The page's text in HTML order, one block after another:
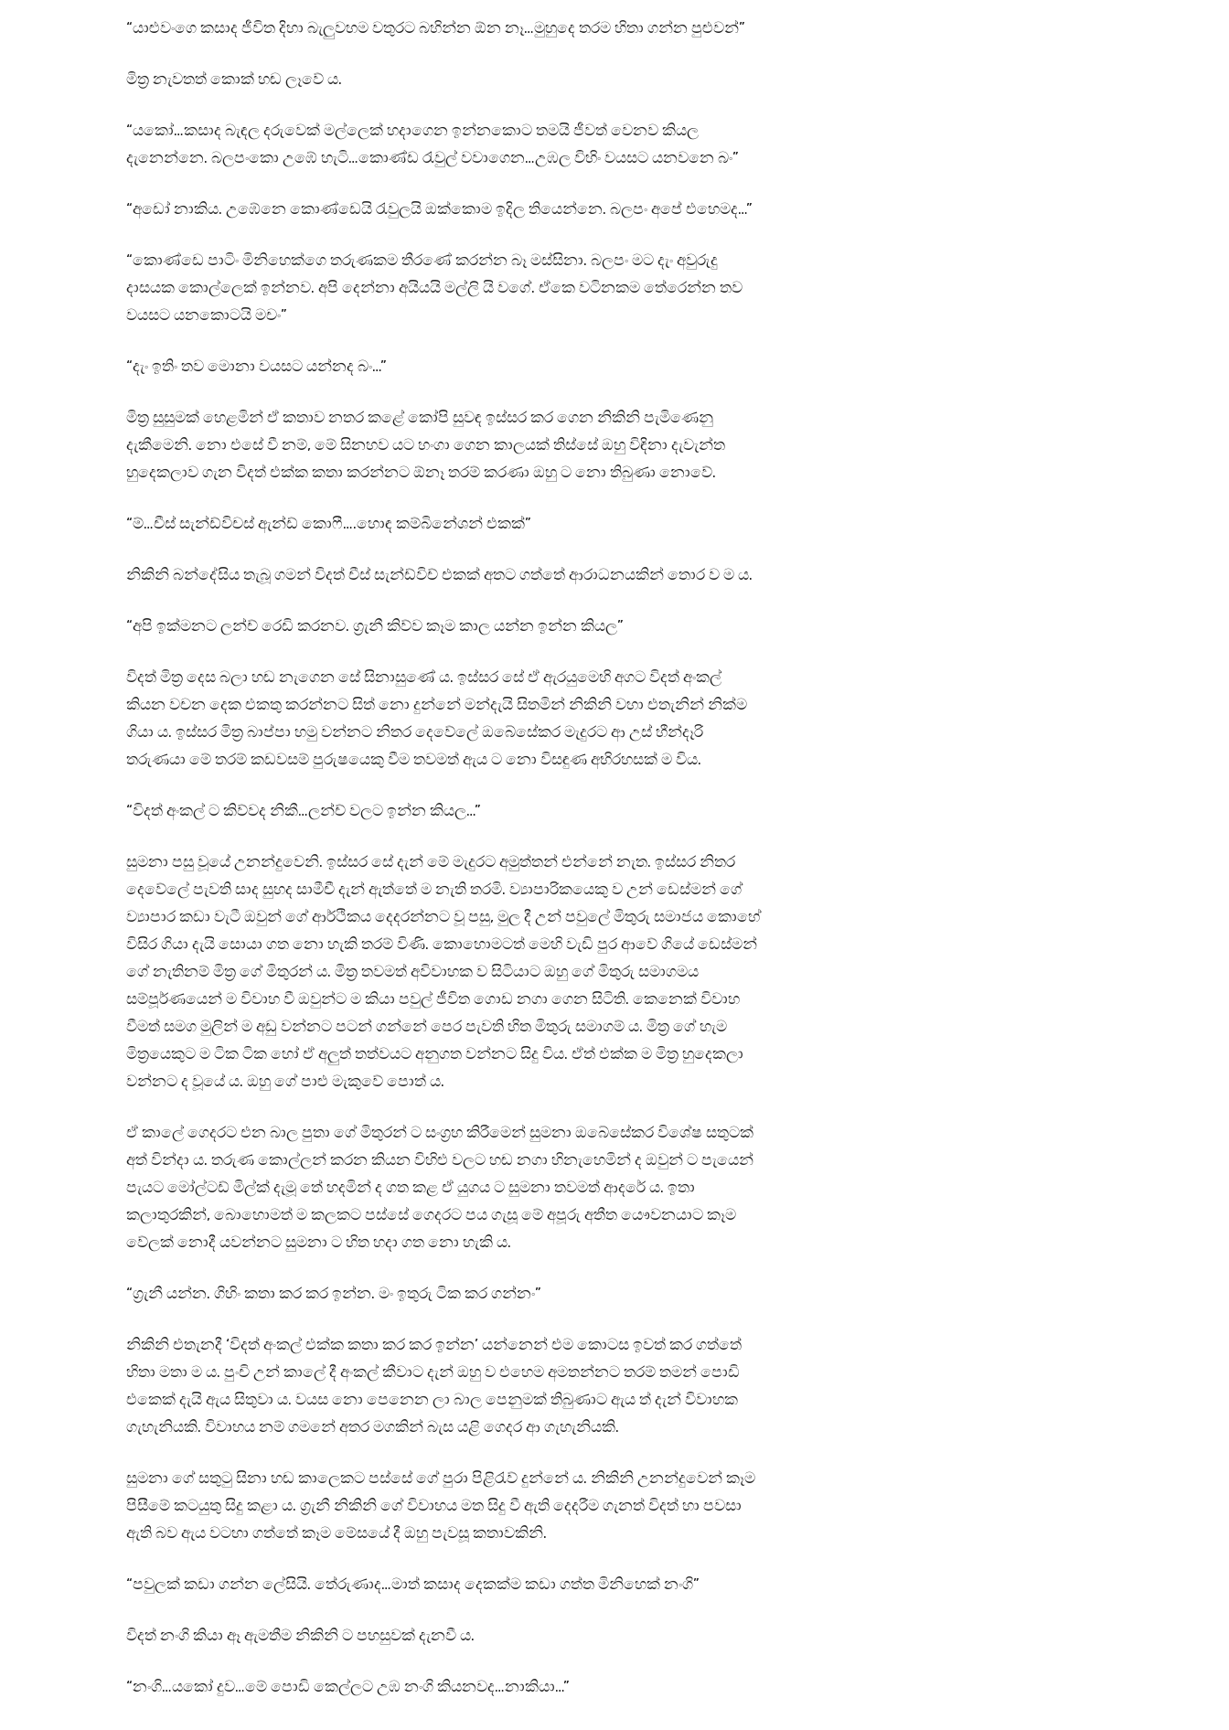
“යාළුවංගෙ කසාද ජීවිත දිහා බැලුවහම වතුරට බහින්න ඕන නෑ…මුහුදෙ තරම හිතා ගන්න පුළුවන්”
මිත්‍ර නැවතත් කොක් හඬ ලෑවේ ය.
“යකෝ…කසාද බැඳල දරුවෙක් මල්ලෙක් හදාගෙන ඉන්නකොට තමයි ජීවත් වෙනව කියල
දැනෙන්නෙ. බලපංකො උඹේ හැටි…කොණ්ඩ රැවුල් වවාගෙන…උඹල විහිං වයසට යනවනෙ බං”
“අඩෝ නාකිය. උඹේනෙ කොණ්ඩෙයි රැවුලයි ඔක්කොම ඉදිල තියෙන්නෙ. බලපං අපේ එහෙමද…”
“කොණ්ඩෙ පාටිං මිනිහෙක්ගෙ තරුණකම තීරණේ කරන්න බෑ මස්සිනා. බලපං මට දැං අවුරුදු
දාසයක කොල්ලෙක් ඉන්නව. අපි දෙන්නා අයියයි මල්ලි යි වගේ. ඒකෙ වටිනකම තේරෙන්න තව
වයසට යනකොටයි මචං”
“දැං ඉතිං තව මොනා වයසට යන්නද බං…”
මිත්‍ර සුසුමක් හෙළමින් ඒ කතාව නතර කළේ කෝපි සුවඳ ඉස්සර කර ගෙන නිකිනි පැමිණෙනු
දැකීමෙනි. නො එසේ වී නම්, මේ සිනහව යට හංගා ගෙන කාලයක් තිස්සේ ඔහු විඳිනා දැවැන්ත
හුදෙකලාව ගැන විදත් එක්ක කතා කරන්නට ඕනෑ තරම් කරණා ඔහු ට නො තිබුණා නොවේ.
“ම්…චීස් සැන්ඩ්විචස් ඇන්ඩ් කොෆී….හොඳ කම්බිනේශන් එකක්”
නිකිනි බන්දේසිය තැබූ ගමන් විදත් චීස් සැන්ඩ්විච් එකක් අතට ගත්තේ ආරාධනයකින් තොර ව ම ය.
“අපි ඉක්මනට ලන්ච් රෙඩි කරනව. ග්‍රැනී කිව්ව කෑම කාල යන්න ඉන්න කියල”
විදත් මිත්‍ර දෙස බලා හඬ නැගෙන සේ සිනාසුණේ ය. ඉස්සර සේ ඒ ඇරයුමෙහි අගට විදත් අංකල්
කියන වචන දෙක එකතු කරන්නට සිත් නො දුන්නේ මන්දැයි සිතමින් නිකිනි වහා එතැනින් නික්ම
ගියා ය. ඉස්සර මිත්‍ර බාප්පා හමු වන්නට නිතර දෙවේලේ ඔබේසේකර මැදුරට ආ උස් හීන්දෑරි
තරුණයා මේ තරම් කඩවසම් පුරුෂයෙකු වීම තවමත් ඇය ට නො විසඳුණ අභිරහසක් ම විය.
“විදත් අංකල් ට කිව්වද නිකී…ලන්ච් වලට ඉන්න කියල…”
සුමනා පසු වූයේ උනන්දුවෙනි. ඉස්සර සේ දැන් මේ මැදුරට අමුත්තන් එන්නේ නැත. ඉස්සර නිතර
දෙවේලේ පැවති සාද සුහද සාමීචී දැන් ඇත්තේ ම නැති තරමි. ව්‍යාපාරිකයෙකු ව උන් ඩෙස්මන් ගේ
ව්‍යාපාර කඩා වැටී ඔවුන් ගේ ආර්ථිකය දෙදරන්නට වූ පසු, මුල දී උන් පවුලේ මිතුරු සමාජය කොහේ
විසිර ගියා දැයි සොයා ගත නො හැකි තරම් විණි. කොහොමටත් මෙහි වැඩි පුර ආවේ ගියේ ඩෙස්මන්
ගේ නැතිනම් මිත්‍ර ගේ මිතුරන් ය. මිත්‍ර තවමත් අවිවාහක ව සිටියාට ඔහු ගේ මිතුරු සමාගමය
සම්පූර්ණයෙන් ම විවාහ වී ඔවුන්ට ම කියා පවුල් ජීවිත ගොඩ නගා ගෙන සිටිති. කෙනෙක් විවාහ
වීමත් සමග මුලින් ම අඩු වන්නට පටන් ගන්නේ පෙර පැවති හිත මිතුරු සමාගම් ය. මිත්‍ර ගේ හැම
මිත්‍රයෙකුට ම ටික ටික හෝ ඒ අලුත් තත්වයට අනුගත වන්නට සිදු විය. ඒත් එක්ක ම මිත්‍ර හුදෙකලා
වන්නට ද වූයේ ය. ඔහු ගේ පාළු මැකුවේ පොත් ය.
ඒ කාලේ ගෙදරට එන බාල පුතා ගේ මිතුරන් ට සංග්‍රහ කිරීමෙන් සුමනා ඔබේසේකර විශේෂ සතුටක්
අත් වින්දා ය. තරුණ කොල්ලන් කරන කියන විහිළු වලට හඬ නගා හිනැහෙමින් ද ඔවුන් ට පැයෙන්
පැයට මෝල්ටඩ් මිල්ක් දැමූ තේ හදමින් ද ගත කළ ඒ යුගය ට සුමනා තවමත් ආදරේ ය. ඉතා
කලාතුරකින්, බොහොමත් ම කලකට පස්සේ ගෙදරට පය ගැසූ මේ අපූරු අතීත යෞවනයාට කෑම
වේලක් නොදී යවන්නට සුමනා ට හිත හදා ගත නො හැකි ය.
“ග්‍රැනී යන්න. ගිහිං කතා කර කර ඉන්න. මං ඉතුරු ටික කර ගන්නං”
නිකිනි එතැනදී ‘විදත් අංකල් එක්ක කතා කර කර ඉන්න’ යන්නෙන් එම කොටස ඉවත් කර ගත්තේ
හිතා මතා ම ය. පුංචි උන් කාලේ දී අංකල් කීවාට දැන් ඔහු ව එහෙම අමතන්නට තරම් තමන් පොඩි
එකෙක් දැයි ඇය සිතුවා ය. වයස නො පෙනෙන ලා බාල පෙනුමක් තිබුණාට ඇය ත් දැන් විවාහක
ගැහැනියකි. විවාහය නම් ගමනේ අතර මගකින් බැස යළි ගෙදර ආ ගැහැනියකි.
සුමනා ගේ සතුටු සිනා හඬ කාලෙකට පස්සේ ගේ පුරා පිළිරැව් දුන්නේ ය. නිකිනි උනන්දුවෙන් කෑම
පිසීමේ කටයුතු සිදු කළා ය. ග්‍රැනී නිකිනි ගේ විවාහය මත සිදු වී ඇති දෙදරීම ගැනත් විදත් හා පවසා
ඇති බව ඇය වටහා ගත්තේ කෑම මේසයේ දී ඔහු පැවසූ කතාවකිනි.
“පවුලක් කඩා ගන්න ලේසියි. තේරුණාද…මාත් කසාද දෙකක්ම කඩා ගත්ත මිනිහෙක් නංගි”
විදත් නංගි කියා ඈ ඇමතීම නිකිනි ට පහසුවක් දැනවී ය.
“නංගි…යකෝ දුව…මේ පොඩි කෙල්ලට උඹ නංගි කියනවද…නාකියා…”